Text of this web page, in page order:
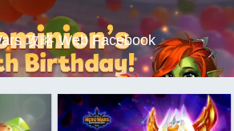
攻略 Web Facebook